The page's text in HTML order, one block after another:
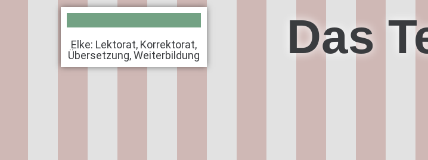
Elke: Lektorat, Korrektorat,
Übersetzung, Weiterbildung
Das